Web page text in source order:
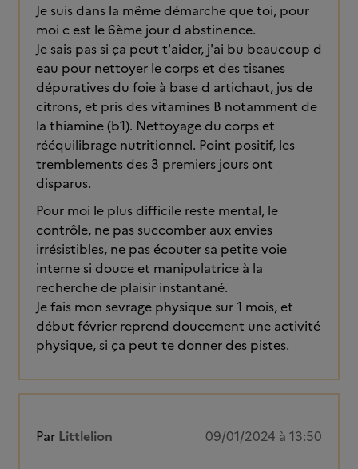
Je suis dans la même démarche que toi, pour
moi c est le 6ème jour d abstinence.
Je sais pas si ça peut t'aider, j'ai bu beaucoup d
eau pour nettoyer le corps et des tisanes
dépuratives du foie à base d artichaut, jus de
citrons, et pris des vitamines B notamment de
la thiamine (b1). Nettoyage du corps et
rééquilibrage nutritionnel. Point positif, les
tremblements des 3 premiers jours ont
disparus.
Pour moi le plus difficile reste mental, le
contrôle, ne pas succomber aux envies
irrésistibles, ne pas écouter sa petite voie
interne si douce et manipulatrice à la
recherche de plaisir instantané.
Je fais mon sevrage physique sur 1 mois, et
début février reprend doucement une activité
physique, si ça peut te donner des pistes.
Par Littlelion 09/01/2024 à 13:50